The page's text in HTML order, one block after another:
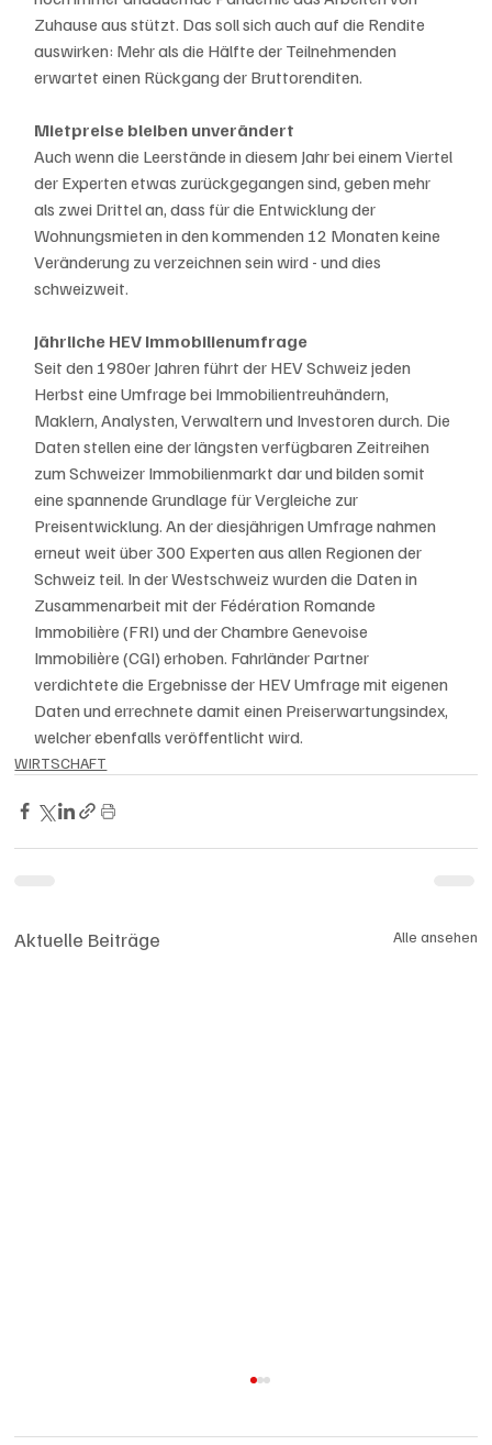
Zuhause aus stützt. Das soll sich auch auf die Rendite
auswirken: Mehr als die Hälfte der Teilnehmenden
erwartet einen Rückgang der Bruttorenditen.
Mietpreise bleiben unverändert
Auch wenn die Leerstände in diesem Jahr bei einem Viertel
der Experten etwas zurückgegangen sind, geben mehr
als zwei Drittel an, dass für die Entwicklung der
Wohnungsmieten in den kommenden 12 Monaten keine
Veränderung zu verzeichnen sein wird - und dies
schweizweit.
Jährliche HEV Immobilienumfrage
Seit den 1980er Jahren führt der HEV Schweiz jeden
Herbst eine Umfrage bei Immobilientreuhändern,
Maklern, Analysten, Verwaltern und Investoren durch. Die
Daten stellen eine der längsten verfügbaren Zeitreihen
zum Schweizer Immobilienmarkt dar und bilden somit
eine spannende Grundlage für Vergleiche zur
Preisentwicklung. An der diesjährigen Umfrage nahmen
erneut weit über 300 Experten aus allen Regionen der
Schweiz teil. In der Westschweiz wurden die Daten in
Zusammenarbeit mit der Fédération Romande
Immobilière (FRI) und der Chambre Genevoise
Immobilière (CGI) erhoben. Fahrländer Partner
verdichtete die Ergebnisse der HEV Umfrage mit eigenen
Daten und errechnete damit einen Preiserwartungsindex,
welcher ebenfalls veröffentlicht wird.
WIRTSCHAFT
Aktuelle Beiträge Alle ansehen